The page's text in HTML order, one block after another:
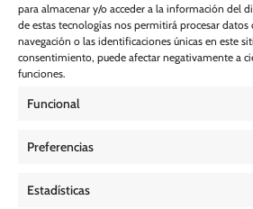
para almacenar y/o acceder a la información del
de estas tecnologías nos permitirá procesar
navegación o las identificaciones únicas en este
consentimiento, puede afectar negativamente a
funciones.
Funcional
Preferencias
Estadísticas